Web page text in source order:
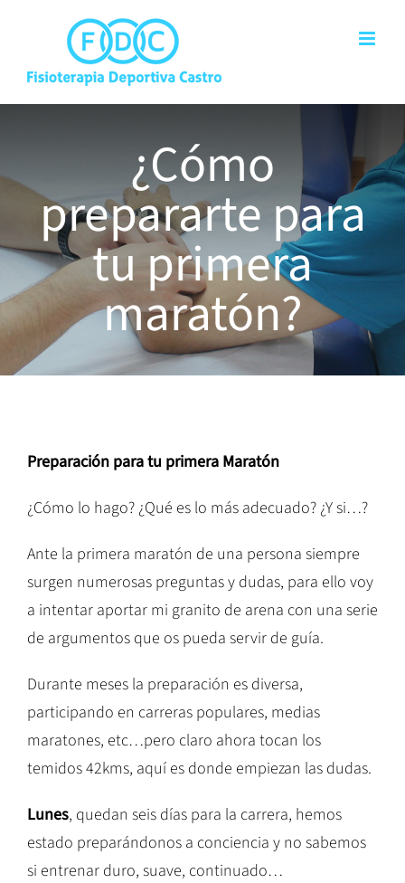
contenido
¿Cómo
prepararte para
tu primera
maratón?
Preparación para tu primera Maratón
¿Cómo lo hago? ¿Qué es lo más adecuado? ¿Y si…?
Ante la primera maratón de una persona siempre
surgen numerosas preguntas y dudas, para ello voy
a intentar aportar mi granito de arena con una serie
de argumentos que os pueda servir de guía.
Durante meses la preparación es diversa,
participando en carreras populares, medias
maratones, etc…pero claro ahora tocan los
temidos 42kms, aquí es donde empiezan las dudas.
Lunes, quedan seis días para la carrera, hemos
estado preparándonos a conciencia y no sabemos
si entrenar duro, suave, continuado…